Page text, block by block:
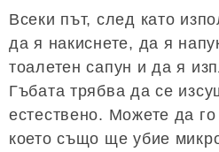
Всеки път, след като
да я накиснете, да я
тоалетен сапун и да я
Гъбата трябва да се
естествено. Можете да
което също ще убие